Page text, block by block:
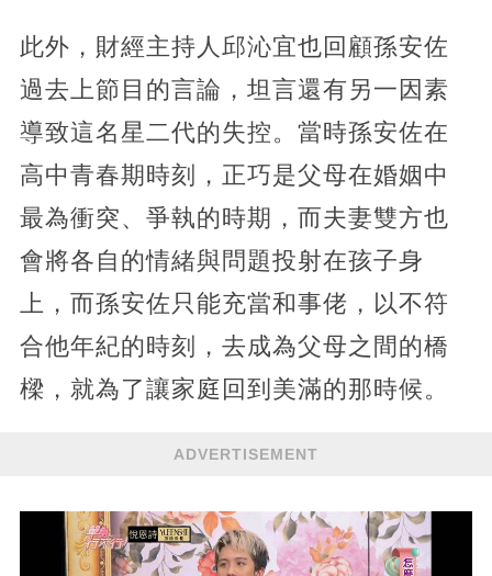
此外，財經主持人邱沁宜也回顧孫安佐
過去上節目的言論，坦言還有另一因素
導致這名星二代的失控。當時孫安佐在
高中青春期時刻，正巧是父母在婚姻中
最為衝突、爭執的時期，而夫妻雙方也
會將各自的情緒與問題投射在孩子身
上，而孫安佐只能充當和事佬，以不符
合他年紀的時刻，去成為父母之間的橋
樑，就為了讓家庭回到美滿的那時候。
ADVERTISEMENT